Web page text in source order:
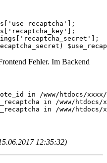
Fehler. Im Backend
in /www/htdocs/
in /www/
in /www/
12:35:32)